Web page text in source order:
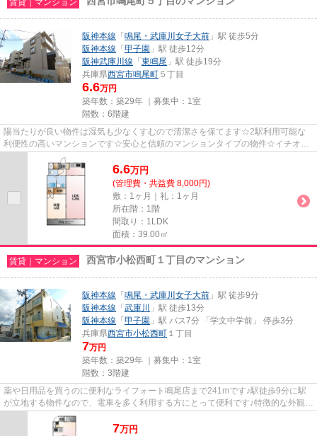
賃貸｜マンション
阪神本線 「 鳴尾・武庫川女子大前 」駅 徒歩5分
阪神本線 「 甲子園 」駅 徒歩12分
阪神武庫川線 「 東鳴尾 」駅 徒歩19分
兵庫県西宮市鳴尾町 ５丁目
6.6万円
築年数：築29年 ｜募集中： 1室
階数：6階建
陽当たりが良い物件は湿気も少なくすむので清潔さを保てます☆2駅利用可能な
利便性の高いマンションです☆安心と信頼のマンションタイプの物件☆イチオシ
の眺望良好なエリアには、癒しが...
6.6万円
(管理費・共益費 8,000円)
敷：1ヶ月｜礼：1ヶ月
所在階：1階
間取り：1LDK
面積：39.00㎡
賃貸｜マンション 西宮市小松西町１丁目のマンション
阪神本線 「 鳴尾・武庫川女子大前 」駅 徒歩9分
阪神本線 「 武庫川
」駅 徒歩13分
阪神本線 「 甲子園 」駅 バス7分 「学文中学前」 停歩3分
兵庫県西宮市小松西町 １丁目
7万円
築年数：築29年 ｜募集中： 1室
階数：3階建
薬や日用品を買うのに便利なライフォート鳴尾店まで241mです♪駅徒歩9分に駅
が立地する物件なので、電車を多く利用する方にとって便利です♪特徴的な外観と
洗練された設計の内装を持つデ...
7万円